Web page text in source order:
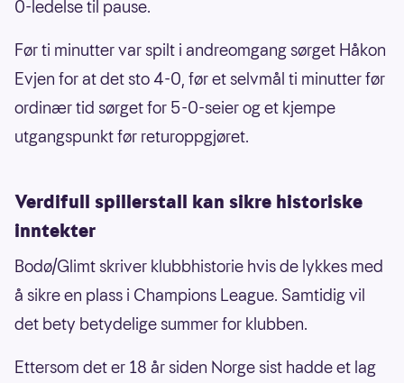
0-ledelse til pause.
Før ti minutter var spilt i andreomgang sørget Håkon
Evjen for at det sto 4-0, før et selvmål ti minutter før
ordinær tid sørget for 5-0-seier og et kjempe
utgangspunkt før returoppgjøret.
Verdifull spillerstall kan sikre historiske
inntekter
Bodø/Glimt skriver klubbhistorie hvis de lykkes med
å sikre en plass i Champions League. Samtidig vil
det bety betydelige summer for klubben.
Ettersom det er 18 år siden Norge sist hadde et lag